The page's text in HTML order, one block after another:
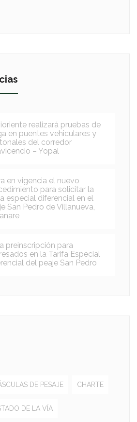
realizará pruebas de
en puentes vehiculares y
del corredor
– Yopal
en vigencia el nuevo
para solicitar la
especial diferencial en el
San Pedro de Villanueva,
preinscripción para
en la Tarifa Especial
del peaje San Pedro
DE PESAJE CHARTE
DE LA VÍA